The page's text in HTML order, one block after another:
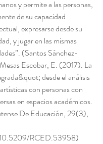
y permite a las personas,
de su capacidad
expresarse desde su
y jugar en las mismas
(Santos Sánchez-
Escobar, E. (2017). La
desde el análisis
con personas con
en espacios académicos.
De Educación, 29(3),
RCED.53958)